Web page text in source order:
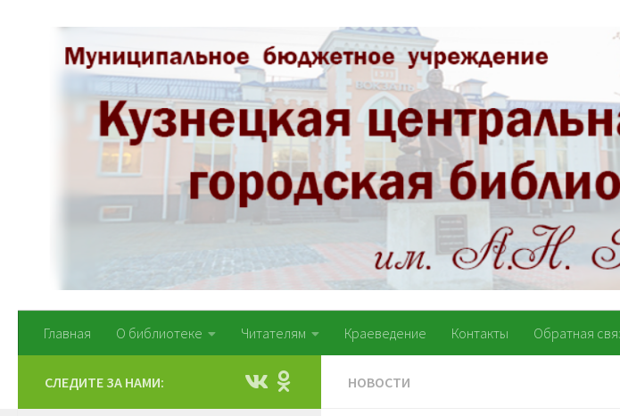
Перейти к содержимому
Главная О библиотеке Читателям Краеведение Контакты Обратная
НОВОСТИ
СЛЕДИТЕ ЗА НАМИ: